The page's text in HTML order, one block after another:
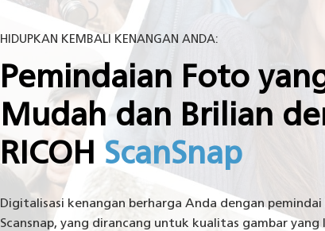
HIDUPKAN KEMBALI KENANGAN ANDA:
Pemindaian Foto
Mudah dan Brilian
RICOH
Digitalisasi kenangan berharga Anda dengan pemindai
Scansnap, yang dirancang untuk kualitas gambar yang